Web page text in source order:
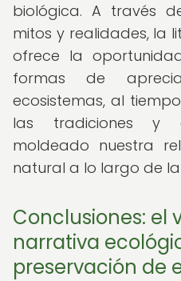
biológica. A través
mitos y realidades, la
ofrece la
formas de
ecosistemas, al
las tradiciones y
moldeado nuestra
natural a lo largo de la
Conclusiones: el
narrativa
preservación de